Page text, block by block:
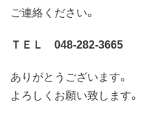
ご連絡ください。
ＴＥＬ 048-282-3665
ありがとうございます。
よろしくお願い致します。